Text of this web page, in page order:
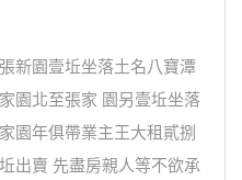
新園壹坵坐落土名八寶潭
園北至張家 園另壹坵坐落
園年俱帶業主王大租貳捌
出賣 先盡房親人等不欲承